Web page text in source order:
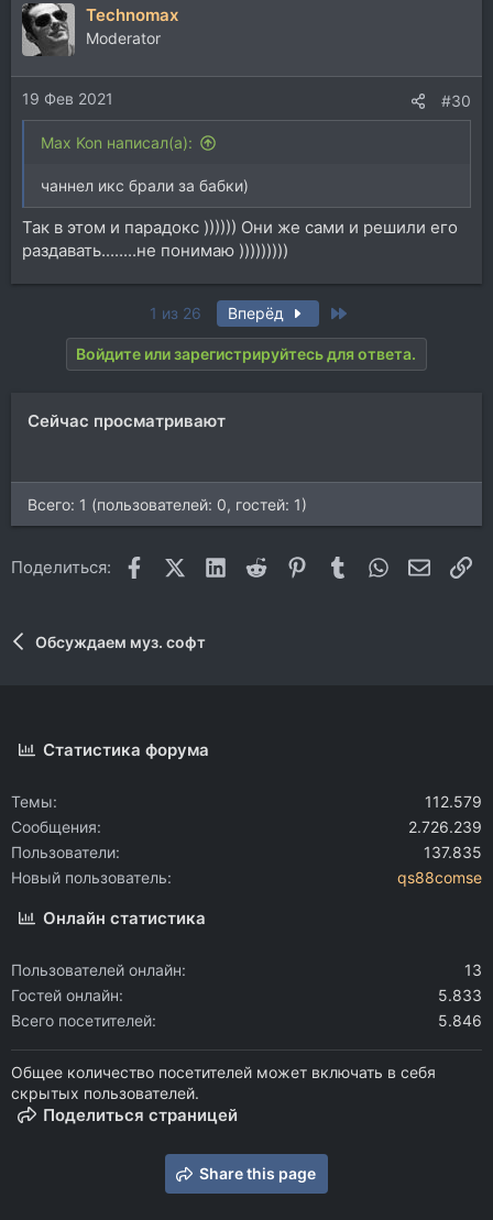
Technomax
Moderator
19 Фев 2021 #30
Max Kon написал(а):
чаннел икс брали за бабки)
Так в этом и парадокс )))))) Они же сами и решили его
раздавать........не понимаю )))))))))
1 из 26 Вперёд
Войдите или зарегистрируйтесь для ответа.
Сейчас просматривают
Всего: 1 (пользователей: 0, гостей: 1)
Поделиться: FacebookX (Twitter)
LinkedIn
Reddit Pinterest
Tumblr WhatsApp
Обсуждаем муз. софт
Статистика форума
Темы
112.579
Сообщения
2.726.239
Пользователи
137.835
Новый пользователь
qs88comse
Онлайн статистика
Пользователей онлайн
13
Гостей онлайн
5.833
Всего посетителей
5.846
Общее количество посетителей может включать в себя
скрытых пользователей.
Поделиться страницей
Share this page